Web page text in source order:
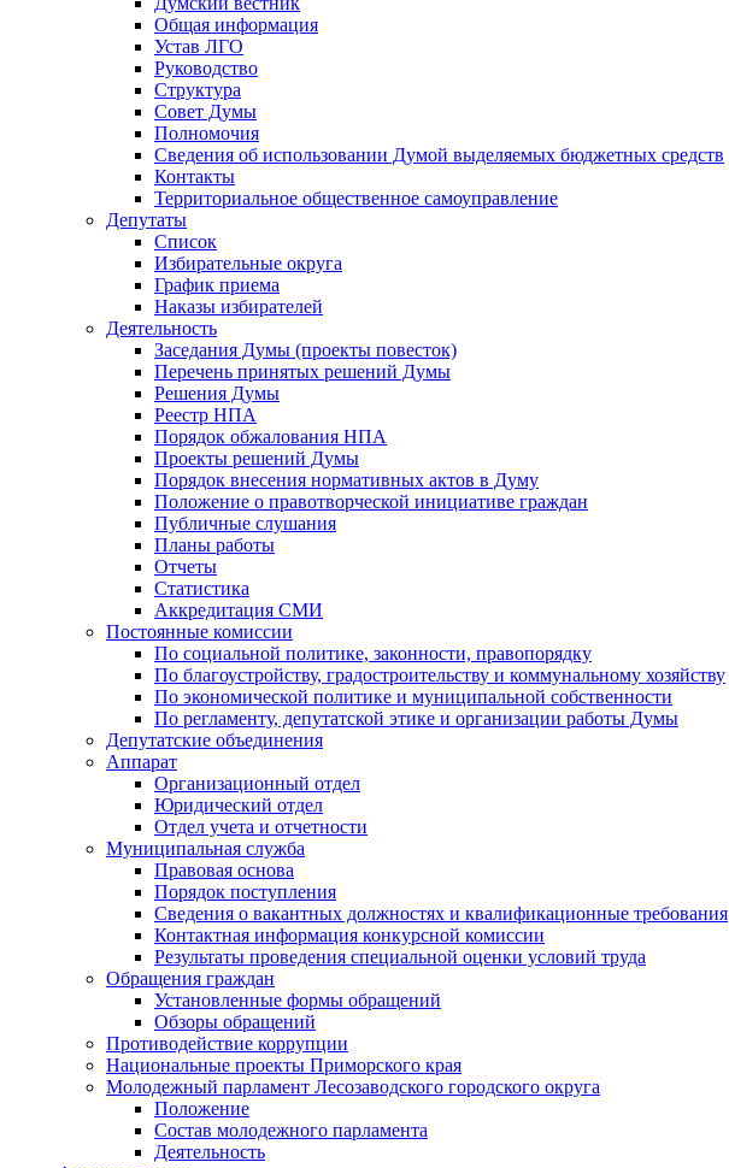
Общая информация
Устав ЛГО
Руководство
Структура
Совет Думы
Полномочия
Сведения об использовании Думой выделяемых бюджетных средств
Контакты
Территориальное общественное самоуправление
Депутаты
Список
Избирательные округа
График приема
Наказы избирателей
Деятельность
Заседания Думы (проекты повесток)
Перечень принятых решений Думы
Решения Думы
Реестр НПА
Порядок обжалования НПА
Проекты решений Думы
Порядок внесения нормативных актов в Думу
Положение о правотворческой инициативе граждан
Публичные слушания
Планы работы
Отчеты
Статистика
Аккредитация СМИ
Постоянные комиссии
По социальной политике, законности, правопорядку
По благоустройству, градостроительству и коммунальному хозяйству
По экономической политике и муниципальной собственности
По регламенту, депутатской этике и организации работы Думы
Депутатские объединения
Аппарат
Организационный отдел
Юридический отдел
Отдел учета и отчетности
Муниципальная служба
Правовая основа
Порядок поступления
Сведения о вакантных должностях и квалификационные требования
Контактная информация конкурсной комиссии
Результаты проведения специальной оценки условий труда
Обращения граждан
Установленные формы обращений
Обзоры обращений
Противодействие коррупции
Национальные проекты Приморского края
Молодежный парламент Лесозаводского городского округа
Положение
Состав молодежного парламента
Деятельность